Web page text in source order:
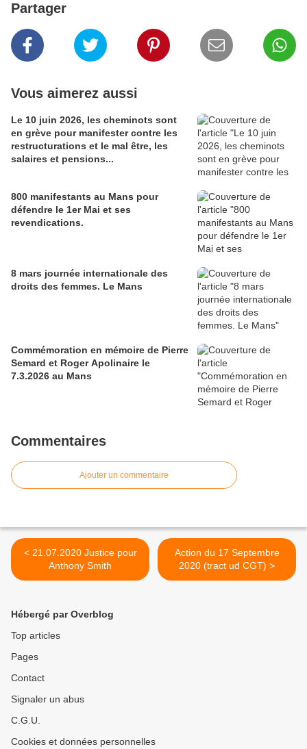
Partager
Vous aimerez aussi
Le 10 juin 2026, les cheminots sont
en grève pour manifester contre les
restructurations et le mal être, les
salaires et pensions...
800 manifestants au Mans pour
défendre le 1er Mai et ses
revendications.
8 mars journée internationale des
droits des femmes. Le Mans
Commémoration en mémoire de Pierre
Semard et Roger Apolinaire le
7.3.2026 au Mans
Commentaires
Ajouter un commentaire
< 21.07.2020 Justice pour
Anthony Smith
Action du 17 Septembre
2020 (tract ud CGT) >
Hébergé par Overblog
Top articles
Pages
Contact
Signaler un abus
C.G.U.
Cookies et données personnelles